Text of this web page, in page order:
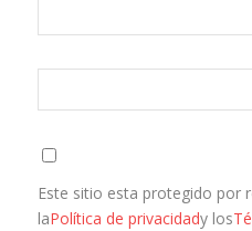
Este sitio esta protegido por
laPolítica de privacidady los